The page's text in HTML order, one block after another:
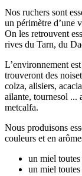
Nos ruchers sont
un périmètre d’une
On les retrouvent
rives du Tarn, du
L’environnement
trouveront des
colza, alisiers,
ailante, tournesol ...
metcalfa.
Nous produisons
couleurs et en
un miel
un miel toutes